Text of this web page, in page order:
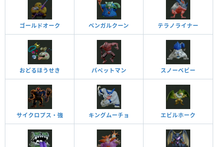
ゴールドオーク ベンガルクーン テラノライナー
おどるほうせき パペットマン スノーベビー
サイクロプス・強 キングムーチョ エビルホーク